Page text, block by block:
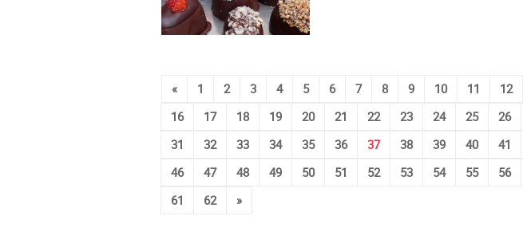
« 1 2 3 4 5 6 7 8 9 10 11 12
16
17 18 19 20 21 22 23 24 25 26
31
32 33 34 35 36 37 38 39 40 41
46
47 48 49 50 51 52 53 54 55 56
61
62 »